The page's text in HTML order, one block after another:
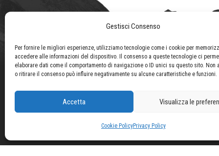
Gestisci Consenso
Per fornire le migliori esperienze, utilizziamo tecnologie come i cookie per
accedere alle informazioni del dispositivo. Il consenso a queste tecnologie ci
elaborare dati come il comportamento di navigazione o ID unici su questo sito. Non
o ritirare il consenso può influire negativamente su alcune caratteristiche e funzioni.
Accetta Visualizza le
Cookie PolicyPrivacy Policy